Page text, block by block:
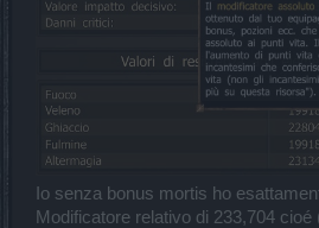
Io senza bonus mortis ho
Modificatore relativo di 233,704 cioé